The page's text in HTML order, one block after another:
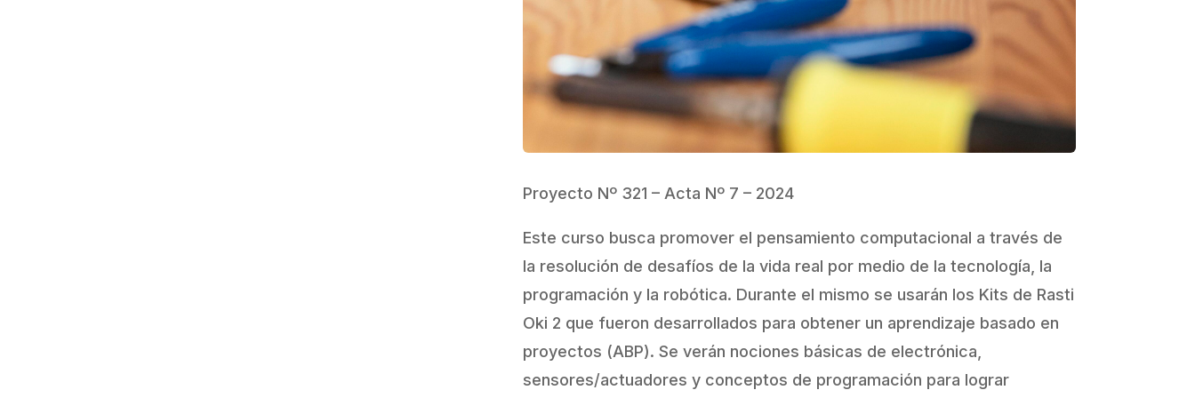
Proyecto Nº 321 – Acta Nº 7 – 2024
Este curso busca promover el pensamiento computacional a través de
la resolución de desafíos de la vida real por medio de la tecnología, la
programación y la robótica. Durante el mismo se usarán los Kits de Rasti
Oki 2 que fueron desarrollados para obtener un aprendizaje basado en
proyectos (ABP). Se verán nociones básicas de electrónica,
sensores/actuadores y conceptos de programación para lograr